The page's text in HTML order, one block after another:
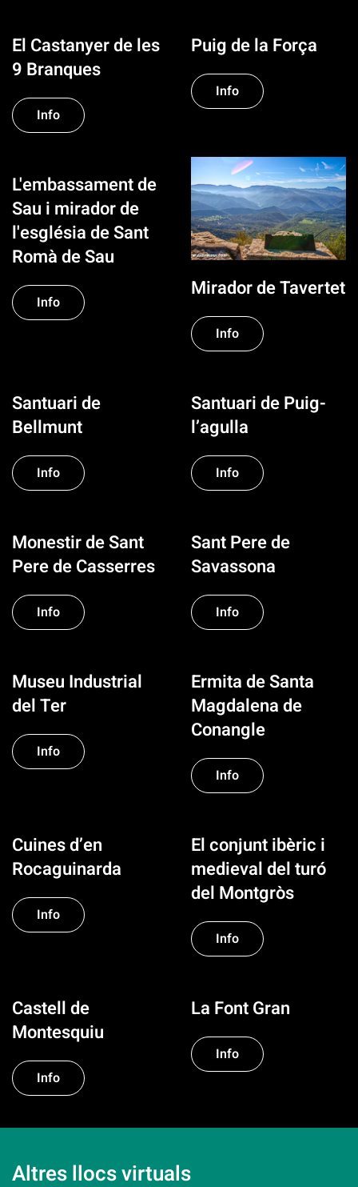
El Castanyer de les
9 Branques
Info
Puig de la Força
Info
L'embassament de
Sau i mirador de
l'església de Sant
Romà de Sau
Info
Mirador de Tavertet
Info
Santuari de
Bellmunt
Info
Santuari de Puig-
l’agulla
Info
Monestir de Sant
Pere de Casserres
Info
Sant Pere de
Savassona
Info
Museu Industrial
del Ter
Info
Ermita de Santa
Magdalena de
Conangle
Info
Cuines d’en
Rocaguinarda
Info
El conjunt ibèric i
medieval del turó
del Montgròs
Info
Castell de
Montesquiu
Info
La Font Gran
Info
Altres llocs virtuals